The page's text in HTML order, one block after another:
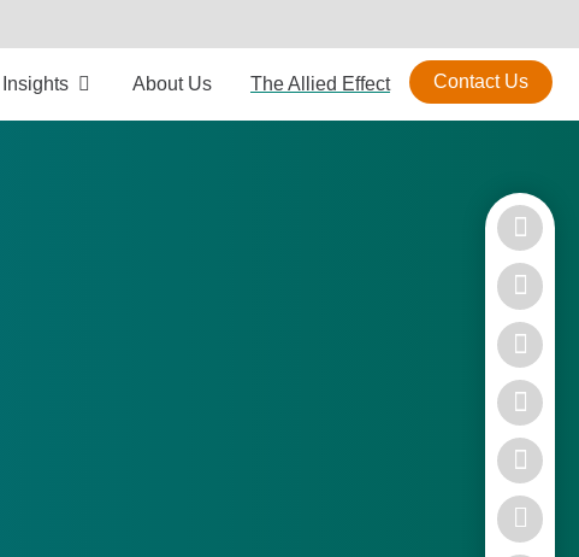
Insights About Us The Allied Effect Contact Us